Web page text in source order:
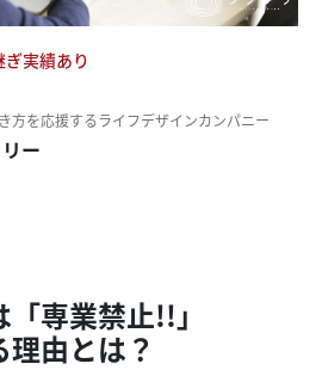
ぎ実績あり
方を応援するライフデザインカンパニー
ー
「専業禁止!!」
理由とは？